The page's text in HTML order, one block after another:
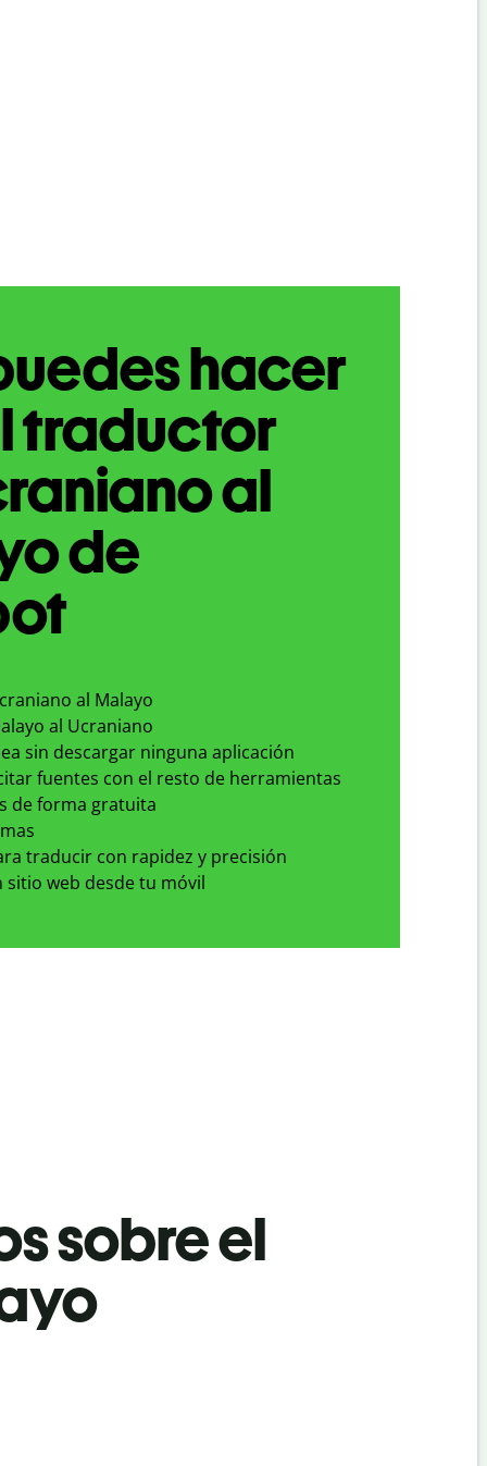
hacer
traductor
al
de
al Malayo
al Ucraniano
sin descargar ninguna aplicación
fuentes con el resto de herramientas
de forma gratuita
traducir con rapidez y precisión
sitio web desde tu móvil
sobre el